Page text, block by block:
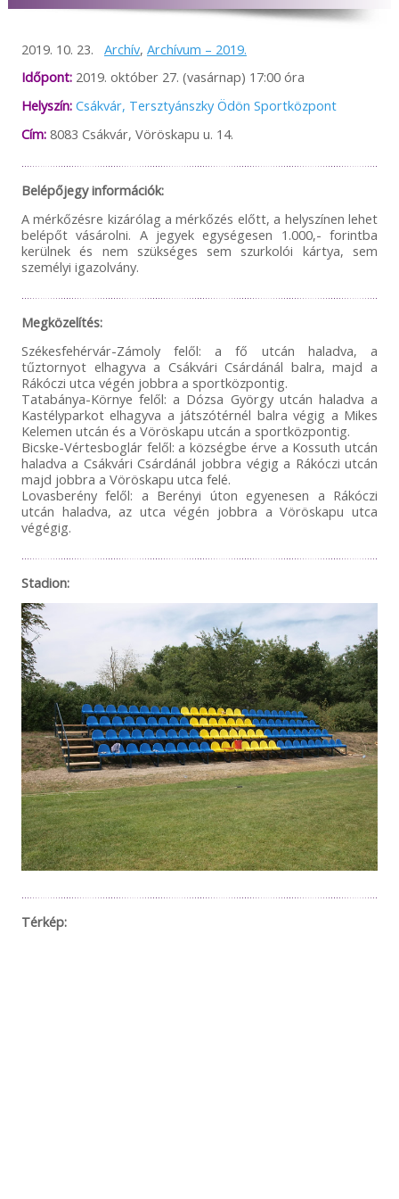
és beléptetéssel kapcsolatos tájékoztatást. A szükséges
tudnivalókat időben megosztjuk összes online felületünkön,
abban az esetben, ha valaki az információk hiányára
hivatkozva, bármilyen okból nem tud az adott mérkőzésre
bejutni! Előfordulhat, hogy adott esetben a vendéglátó klub
nem ad minden részletre kiterjedő tájékoztatást, így
mindenképp javasoljuk, hogy keressék fel az ellenfél
csapatának felületeit is és tájékozódjanak a bejutás
megtesz azért, hogy vendégei, szurkolói és az érdeklődők
időben, megfelelő felvilágosítást kapjanak, de önhibánkon
kívül a helyszíni rendezési feltételekért NEM tudunk
felelősséget vállalni. Megértésüket és türelmüket
köszönjük!
2019. 10. 23. Archív, Archívum – 2019.
Időpont:2019. október 27. (vasárnap) 17:00 óra
Helyszín: Csákvár, Tersztyánszky Ödön Sportközpont
Cím:8083 Csákvár, Vöröskapu u. 14.
Belépőjegy információk:
A mérkőzésre kizárólag a mérkőzés előtt, a helyszínen lehet
belépőt vásárolni. A jegyek egységesen 1.000,- forintba
kerülnek és nem szükséges sem szurkolói kártya, sem
személyi igazolvány.
Megközelítés:
Székesfehérvár-Zámoly felől: a fő utcán haladva, a
tűztornyot elhagyva a Csákvári Csárdánál balra, majd a
Rákóczi utca végén jobbra a sportközpontig.
Tatabánya-Környe felől: a Dózsa György utcán haladva a
Kastélyparkot elhagyva a játszótérnél balra végig a Mikes
Kelemen utcán és a Vöröskapu utcán a sportközpontig.
Bicske-Vértesboglár felől: a községbe érve a Kossuth utcán
haladva a Csákvári Csárdánál jobbra végig a Rákóczi utcán
majd jobbra a Vöröskapu utca felé.
Lovasberény felől: a Berényi úton egyenesen a Rákóczi
utcán haladva, az utca végén jobbra a Vöröskapu utca
végégig.
Stadion:
Térkép: